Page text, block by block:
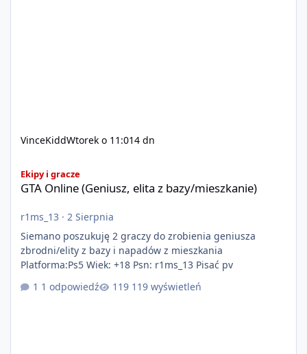
VinceKiddWtorek o 11:014 dn
Ekipy i gracze
GTA Online (Geniusz, elita z bazy/mieszkanie)
r1ms_13 · 2 Sierpnia
Siemano poszukuję 2 graczy do zrobienia geniusza
zbrodni/elity z bazy i napadów z mieszkania
Platforma:Ps5 Wiek: +18 Psn: r1ms_13 Pisać pv
1 odpowiedź
119 wyświetleń